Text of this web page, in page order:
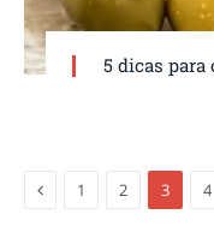
5 dicas para
Anterior
1 2 3 4